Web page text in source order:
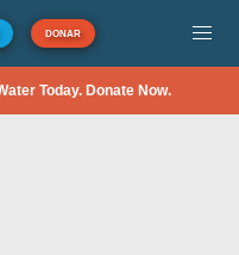
DONAR
Today. Donate Now.